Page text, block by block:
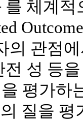
를 체계
의 관점
전 성 등
평가하
질을 평